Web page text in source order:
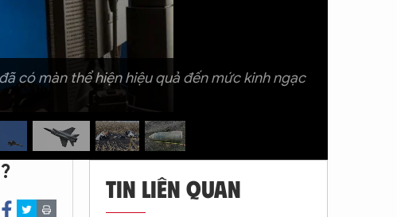
có màn thể hiện hiệu quả đến mức kinh ngạc
TIN LIÊN QUAN